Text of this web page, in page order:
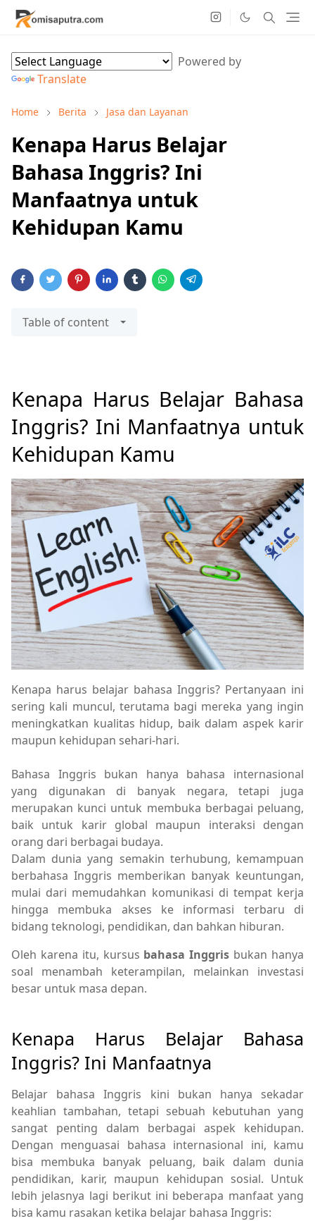
Powered by
Translate
Home Berita Jasa dan Layanan
Kenapa Harus Belajar
Bahasa Inggris? Ini
Manfaatnya untuk
Kehidupan Kamu
Table of content
Kenapa Harus Belajar Bahasa
Inggris? Ini Manfaatnya untuk
Kehidupan Kamu
Kenapa harus belajar bahasa Inggris? Pertanyaan ini
sering kali muncul, terutama bagi mereka yang ingin
meningkatkan kualitas hidup, baik dalam aspek karir
maupun kehidupan sehari-hari.
Bahasa Inggris bukan hanya bahasa internasional
yang digunakan di banyak negara, tetapi juga
merupakan kunci untuk membuka berbagai peluang,
baik untuk karir global maupun interaksi dengan
orang dari berbagai budaya.
Dalam dunia yang semakin terhubung, kemampuan
berbahasa Inggris memberikan banyak keuntungan,
mulai dari memudahkan komunikasi di tempat kerja
hingga membuka akses ke informasi terbaru di
bidang teknologi, pendidikan, dan bahkan hiburan.
Oleh karena itu, kursus bahasa Inggris bukan hanya
soal menambah keterampilan, melainkan investasi
besar untuk masa depan.
Kenapa Harus Belajar Bahasa
Inggris? Ini Manfaatnya
Belajar bahasa Inggris kini bukan hanya sekadar
keahlian tambahan, tetapi sebuah kebutuhan yang
sangat penting dalam berbagai aspek kehidupan.
Dengan menguasai bahasa internasional ini, kamu
bisa membuka banyak peluang, baik dalam dunia
pendidikan, karir, maupun kehidupan sosial. Untuk
lebih jelasnya lagi berikut ini beberapa manfaat yang
bisa kamu rasakan ketika belajar bahasa Inggris: